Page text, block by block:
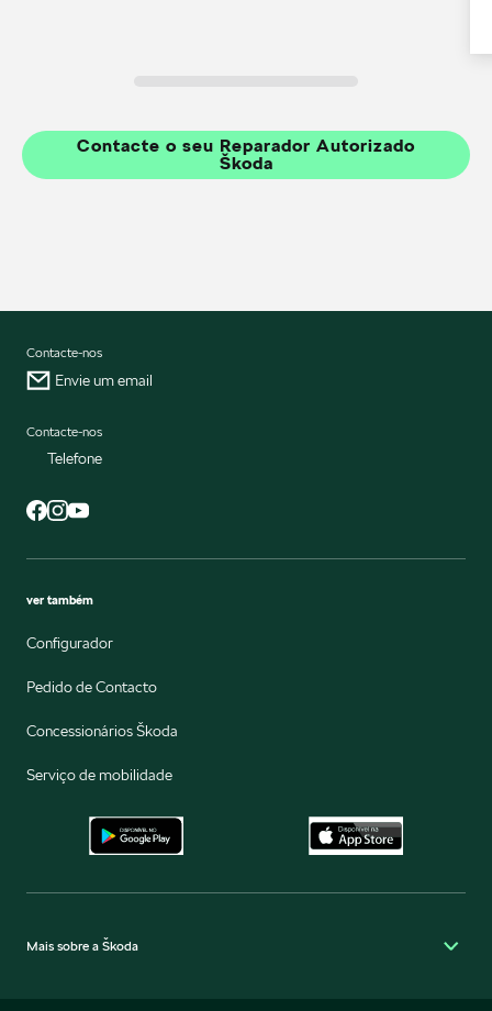
Contacte o seu Reparador Autorizado
Škoda
Contacte-nos
Envie um email
Contacte-nos
Telefone
ver também
Configurador
Pedido de Contacto
Concessionários Škoda
Serviço de mobilidade
Mais sobre a Škoda